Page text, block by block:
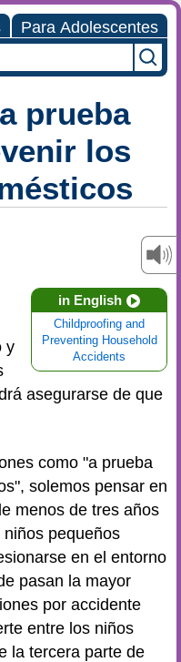
Para Adolescentes
prueba
los
in English
Childproofing and
Preventing Household
Accidents
y
asegurarse de que
como "a prueba
solemos pensar en
menos de tres años
pequeños
en el entorno
pasan la mayor
por accidente
entre los niños
la tercera parte de